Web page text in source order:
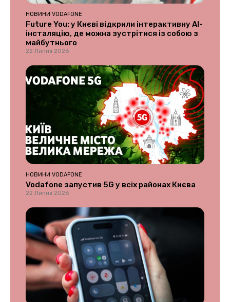
НОВИНИ VODAFONE
Future You: у Києві відкрили інтерактивну AI-
інсталяцію, де можна зустрітися із собою з
майбутнього
22 Липня 2026
НОВИНИ VODAFONE
Vodafone запустив 5G у всіх районах Києва
22 Липня 2026